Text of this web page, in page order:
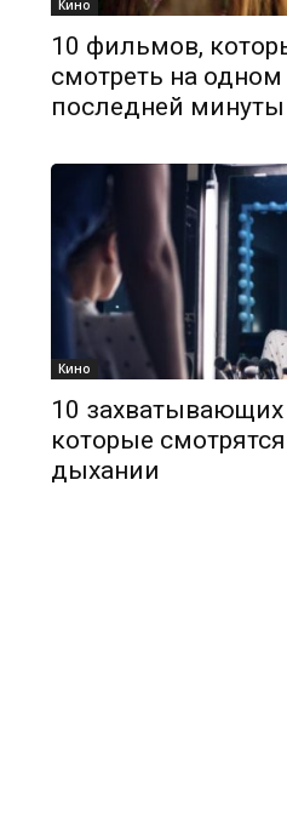
Кино
10 фильмов,
смотреть на
последней минуты
Кино
10 захватывающих
которые
дыхании